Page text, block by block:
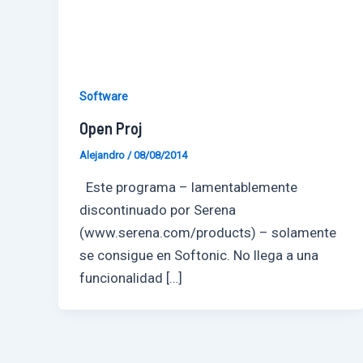
Software
Open Proj
Alejandro /08/08/2014
Este programa – lamentablemente
discontinuado por Serena
(www.serena.com/products) – solamente
se consigue en Softonic. No llega a una
funcionalidad […]